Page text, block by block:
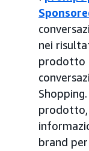
nei
prodotto
prodotto,
brand